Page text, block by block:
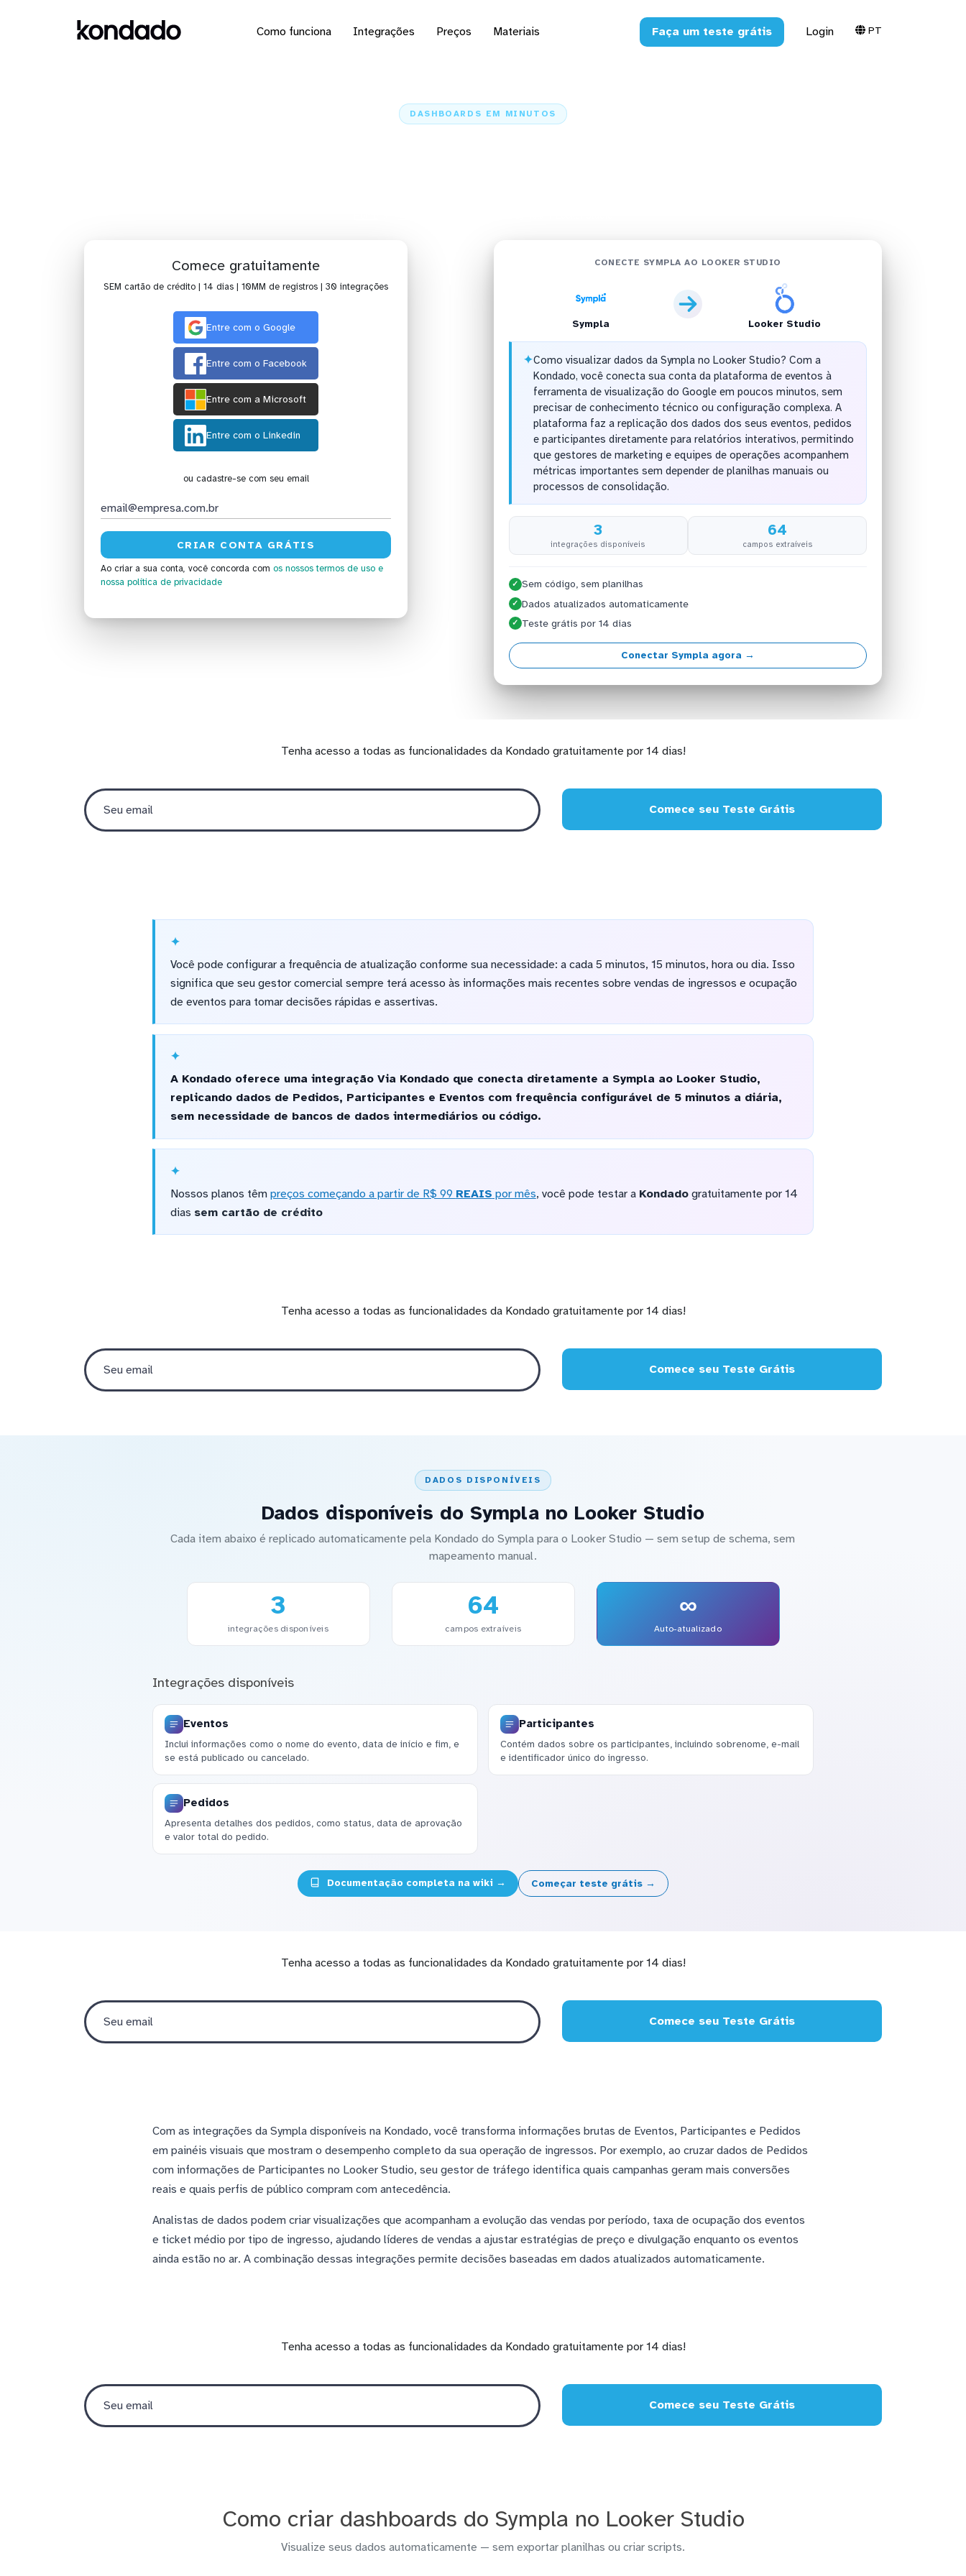
Como funciona Integrações Preços Materiais Faça um teste grátis Login PT
DASHBOARDS EM MINUTOS
Comece gratuitamente
SEM cartão de crédito | 14 dias | 10MM de registros | 30 integrações
Entre com o Google
Entre com o Facebook
Entre com a Microsoft
Entre com o Linkedin
ou cadastre-se com seu email
Ao criar a sua conta, você concorda com os nossos termos de uso e
nossa política de privacidade
CONECTE SYMPLA AO LOOKER STUDIO
Sympla Looker Studio
✦Como visualizar dados da Sympla no Looker Studio? Com a
Kondado, você conecta sua conta da plataforma de eventos à
ferramenta de visualização do Google em poucos minutos, sem
precisar de conhecimento técnico ou configuração complexa. A
plataforma faz a replicação dos dados dos seus eventos, pedidos
e participantes diretamente para relatórios interativos, permitindo
que gestores de marketing e equipes de operações acompanhem
métricas importantes sem depender de planilhas manuais ou
processos de consolidação.
3
integrações disponíveis
64
campos extraíveis
✓ Sem código, sem planilhas
✓ Dados atualizados automaticamente
✓ Teste grátis por 14 dias
Conectar Sympla agora →
Tenha acesso a todas as funcionalidades da Kondado gratuitamente por 14 dias!
Comece seu Teste Grátis
Você pode configurar a frequência de atualização conforme sua necessidade: a cada 5 minutos, 15 minutos, hora ou dia. Isso
significa que seu gestor comercial sempre terá acesso às informações mais recentes sobre vendas de ingressos e ocupação
de eventos para tomar decisões rápidas e assertivas.
A Kondado oferece uma integração Via Kondado que conecta diretamente a Sympla ao Looker Studio,
replicando dados de Pedidos, Participantes e Eventos com frequência configurável de 5 minutos a diária,
sem necessidade de bancos de dados intermediários ou código.
Nossos planos têm preços começando a partir de R$ 99 REAIS por mês, você pode testar a Kondadogratuitamente por 14
dias sem cartão de crédito
Tenha acesso a todas as funcionalidades da Kondado gratuitamente por 14 dias!
Comece seu Teste Grátis
DADOS DISPONÍVEIS
Dados disponíveis do Sympla no Looker Studio
Cada item abaixo é replicado automaticamente pela Kondado do Sympla para o Looker Studio — sem setup de schema, sem
mapeamento manual.
3
integrações disponíveis
64
campos extraíveis
∞
Auto-atualizado
Integrações disponíveis
Eventos
Inclui informações como o nome do evento, data de início e fim, e
se está publicado ou cancelado.
Participantes
Contém dados sobre os participantes, incluindo sobrenome, e-mail
e identificador único do ingresso.
Pedidos
Apresenta detalhes dos pedidos, como status, data de aprovação
e valor total do pedido.
Documentação completa na wiki → Começar teste grátis →
Tenha acesso a todas as funcionalidades da Kondado gratuitamente por 14 dias!
Comece seu Teste Grátis
Com as integrações da Sympla disponíveis na Kondado, você transforma informações brutas de Eventos, Participantes e Pedidos
em painéis visuais que mostram o desempenho completo da sua operação de ingressos. Por exemplo, ao cruzar dados de Pedidos
com informações de Participantes no Looker Studio, seu gestor de tráfego identifica quais campanhas geram mais conversões
reais e quais perfis de público compram com antecedência.
Analistas de dados podem criar visualizações que acompanham a evolução das vendas por período, taxa de ocupação dos eventos
e ticket médio por tipo de ingresso, ajudando líderes de vendas a ajustar estratégias de preço e divulgação enquanto os eventos
ainda estão no ar. A combinação dessas integrações permite decisões baseadas em dados atualizados automaticamente.
Tenha acesso a todas as funcionalidades da Kondado gratuitamente por 14 dias!
Comece seu Teste Grátis
Como criar dashboards do Sympla no Looker Studio
Visualize seus dados automaticamente — sem exportar planilhas ou criar scripts.